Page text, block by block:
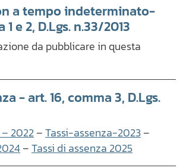
a tempo indeterminato-
1 e 2, D.Lgs. n.33/2013
da pubblicare in questa
- art. 16, comma 3, D.Lgs.
2022–Tassi-assenza-2023–
–Tassi di assenza 2025